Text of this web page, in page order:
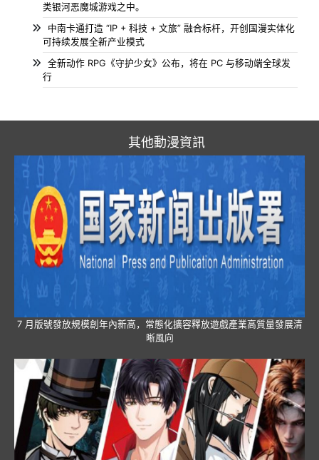
类银河恶魔城游戏之中。
中南卡通打造 “IP + 科技 + 文旅” 融合标杆，开创国漫实体化
可持续发展全新产业模式
全新动作 RPG《守护少女》公布，将在 PC 与移动端全球发
行
其他動漫資訊
7 月版號發放規模創年內新高，常態化擴容釋放遊戲產業高質量發展清
晰風向